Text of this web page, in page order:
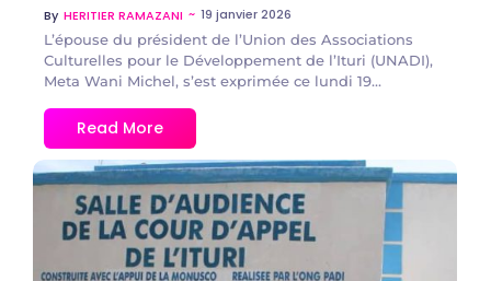
By HERITIER RAMAZANI ~ 19 janvier 2026
L’épouse du président de l’Union des Associations
Culturelles pour le Développement de l’Ituri (UNADI),
Meta Wani Michel, s’est exprimée ce lundi 19...
Read More